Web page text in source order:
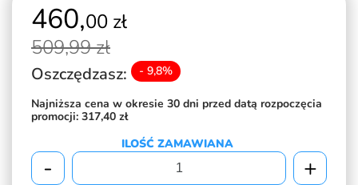
460,00 zł
509,99 zł
Oszczędzasz: - 9,8%
Najniższa cena w okresie 30 dni przed datą rozpoczęcia
promocji: 317,40 zł
ILOŚĆ ZAMAWIANA
- +